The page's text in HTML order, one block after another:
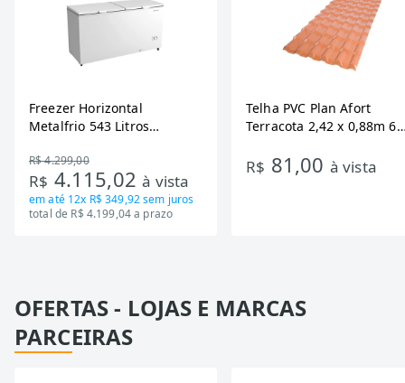
Freezer Horizontal
Metalfrio 543 Litros
Tecnologia Inverter, Branco,
Bivolt
R$ 4.299,00
R$ 4.115,02à vista
em até 12x R$ 349,92sem juros
total de R$ 4.199,04 a prazo
Telha PVC Plan Afort
Terracota 2,42 x 0,88m 6
R$ 81,00 à vista
OFERTAS - LOJAS E MARCAS
PARCEIRAS